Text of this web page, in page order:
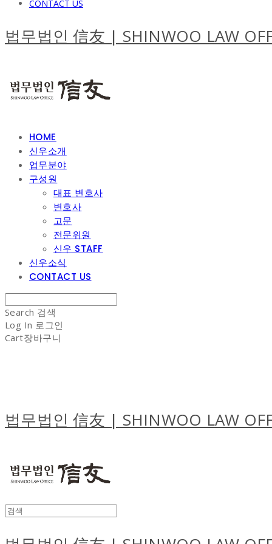
CONTACT US
법무법인 信友 | SHINWOO LAW
HOME
신우소개
업무분야
구성원
대표 변호사
변호사
고문
전문위원
신우 STAFF
신우소식
CONTACT US
Search 검색
Log In 로그인
Cart장바구니
법무법인 信友 | SHINWOO LAW